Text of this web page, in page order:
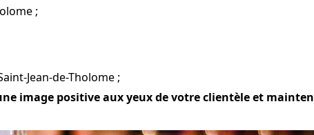
;
Jean-de-Tholome ;
image positive aux yeux de votre clientèle et